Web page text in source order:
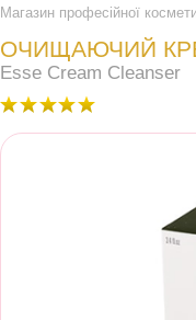
Магазин професійної
ОЧИЩАЮЧИЙ
Esse Cream Cleanser